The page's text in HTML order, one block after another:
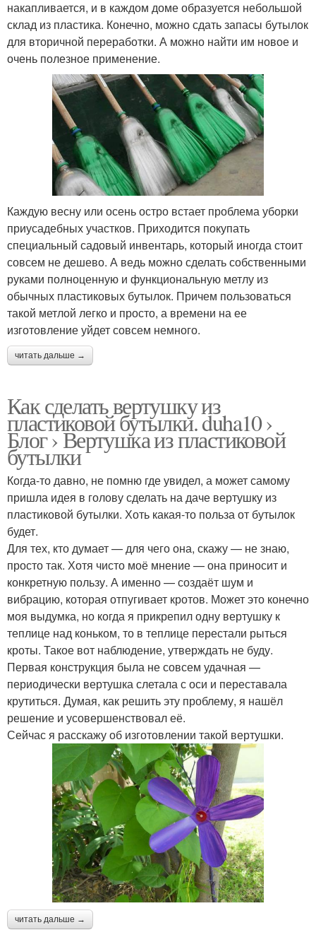
накапливается, и в каждом доме образуется небольшой
склад из пластика. Конечно, можно сдать запасы бутылок
для вторичной переработки. А можно найти им новое и
очень полезное применение.
Каждую весну или осень остро встает проблема уборки
приусадебных участков. Приходится покупать
специальный садовый инвентарь, который иногда стоит
совсем не дешево. А ведь можно сделать собственными
руками полноценную и функциональную метлу из
обычных пластиковых бутылок. Причем пользоваться
такой метлой легко и просто, а времени на ее
изготовление уйдет совсем немного.
читать дальше →
Как сделать вертушку из
пластиковой бутылки. duha10 ›
Блог › Вертушка из пластиковой
бутылки
Когда-то давно, не помню где увидел, а может самому
пришла идея в голову сделать на даче вертушку из
пластиковой бутылки. Хоть какая-то польза от бутылок
будет.
Для тех, кто думает — для чего она, скажу — не знаю,
просто так. Хотя чисто моё мнение — она приносит и
конкретную пользу. А именно — создаёт шум и
вибрацию, которая отпугивает кротов. Может это конечно
моя выдумка, но когда я прикрепил одну вертушку к
теплице над коньком, то в теплице перестали рыться
кроты. Такое вот наблюдение, утверждать не буду.
Первая конструкция была не совсем удачная —
периодически вертушка слетала с оси и переставала
крутиться. Думая, как решить эту проблему, я нашёл
решение и усовершенствовал её.
Сейчас я расскажу об изготовлении такой вертушки.
читать дальше →